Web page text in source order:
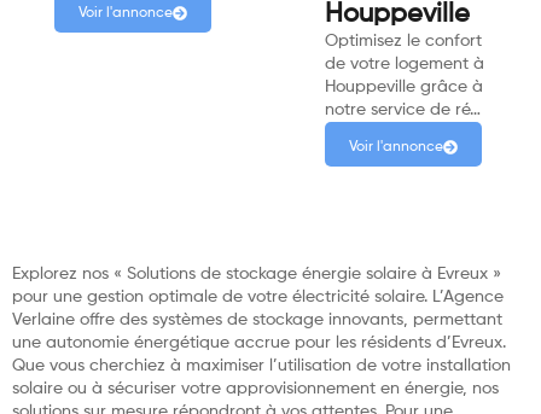
Voir l'annonce
Houppeville
Optimisez le confort
de votre logement à
Houppeville grâce à
notre service de ré…
Voir l'annonce
Explorez nos « Solutions de stockage énergie solaire à Evreux »
pour une gestion optimale de votre électricité solaire. L’Agence
Verlaine offre des systèmes de stockage innovants, permettant
une autonomie énergétique accrue pour les résidents d’Evreux.
Que vous cherchiez à maximiser l’utilisation de votre installation
solaire ou à sécuriser votre approvisionnement en énergie, nos